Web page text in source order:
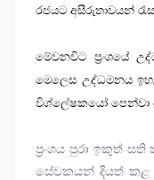
රජයට අසීරුතාවයන්
මේවනවිට ප්‍රංශයේ
මෙලෙස උද්ධමනය
විශ්ලේෂකයෝ පෙන්වා
ප්‍රංශය පුරා ඉකුත්
සේවකයන් දියත් කළ